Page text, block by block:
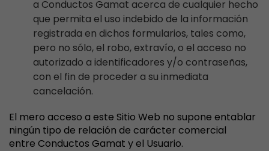
a Conductos Gamat acerca de cualquier hecho
que permita el uso indebido de la información
registrada en dichos formularios, tales como,
pero no sólo, el robo, extravío, o el acceso no
autorizado a identificadores y/o contraseñas,
con el fin de proceder a su inmediata
cancelación.
El mero acceso a este Sitio Web no supone entablar
ningún tipo de relación de carácter comercial
entre Conductos Gamat y el Usuario.